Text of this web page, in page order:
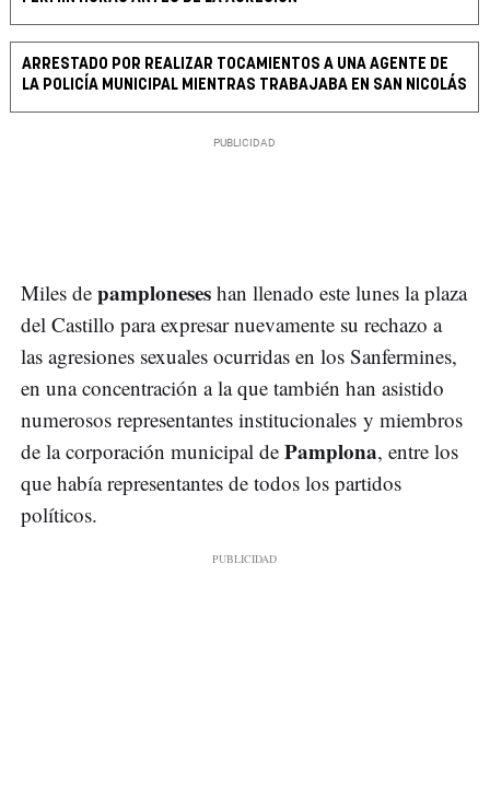
ARRESTADO POR REALIZAR TOCAMIENTOS A UNA AGENTE DE
LA POLICÍA MUNICIPAL MIENTRAS TRABAJABA EN SAN NICOLÁS
Miles de pamploneses han llenado este lunes la plaza
del Castillo para expresar nuevamente su rechazo a
las agresiones sexuales ocurridas en los Sanfermines,
en una concentración a la que también han asistido
numerosos representantes institucionales y miembros
de la corporación municipal de Pamplona, entre los
que había representantes de todos los partidos
políticos.